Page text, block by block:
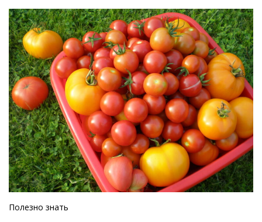
Полезно знать